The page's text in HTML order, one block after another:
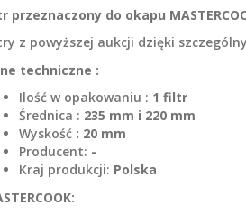
przeznaczony do okapu
z powyższej aukcji dzięki
techniczne :
Ilość w opakowaniu : 1 filtr
Średnica : 235 mm i 220 mm
Wyskość : 20 mm
Producent: -
Kraj produkcji: Polska